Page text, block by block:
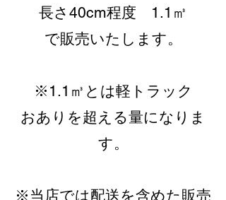
長さ40cm程度 1.1㎥
で販売いたします。
※1.1㎥とは軽トラック
おありを超える量になりま
す。
​※当店では配送を含めた販売